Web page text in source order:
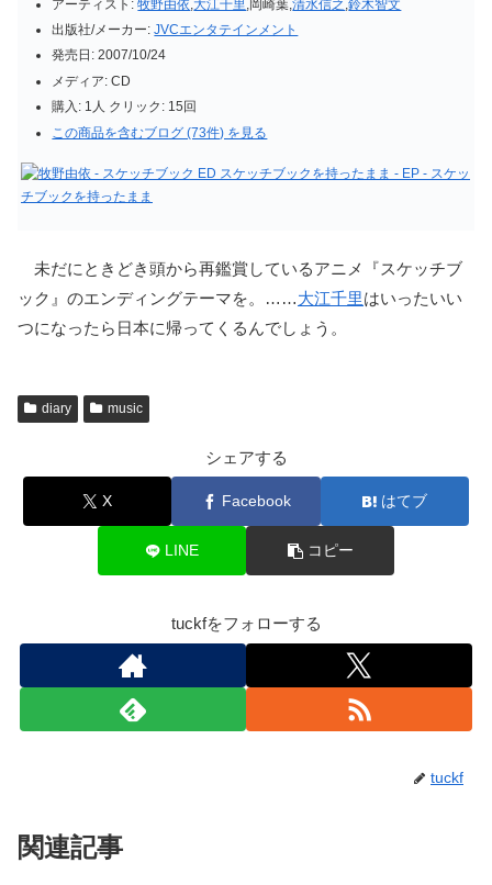
アーティスト: 牧野由依 大江千里 ,岡崎葉,清水信之 ,鈴木智文
出版社/メーカー: JVCエンタテインメント
発売日: 2007/10/24
メディア: CD
購入 : 1人 クリック : 15回
この商品を含むブログ (73件) を見る
未だにときどき頭から再鑑賞しているアニメ『スケッチブ
ック』のエンディングテーマを。……大江千里はいったいい
つになったら日本に帰ってくるんでしょう。
diary music
シェアする
X Facebook はてブ
LINE コピー
tuckfをフォローする
tuckf
関連記事